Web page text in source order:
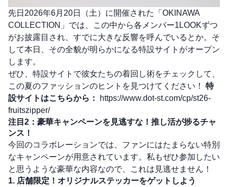
先日2026年6月20日（土）に開催された「OKINAWA
COLLECTION」では、この中から各メンバー1LOOKずつ
がお披露目され、すでに大きな反響を呼んでいるとか。そ
して本日、その全貌が明らかになる特設サイトがオープン
します。
ぜひ、特設サイトで彼女たちの着回し術をチェックして、
この夏のファッションのヒントを見つけてください！ 特
設サイトはこちらから：
https://www.dot-st.com/cp/st26-
fruitszipper/
注目2：豪華キャンペーンを見逃すな！推し活が捗るチャ
ンス！
今回のコラボレーションでは、ファンにはたまらない特別
なキャンペーンが用意されています。私もぜひ参加したい
と思うような豪華な内容なので、これは見逃せません！
1. 店舗限定！オリジナルステッカーをゲットしよう